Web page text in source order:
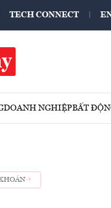
TECH CONNECT
DOANH NGHIỆPBẤT